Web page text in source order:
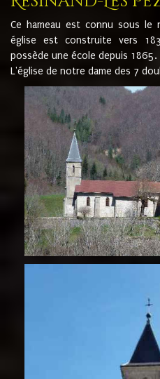
Ce hameau est connu sous le
église est construite vers
possède une école depuis 1865.
L'église de notre dame des 7